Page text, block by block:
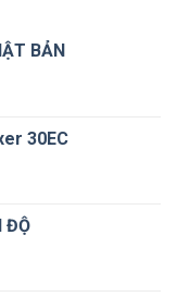
BẢN
30EC
ĐỘ